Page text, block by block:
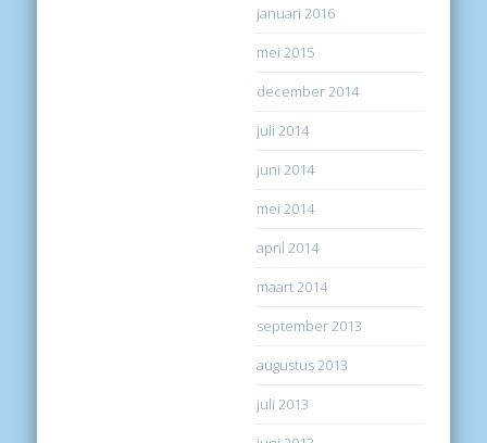
januari 2016
mei 2015
december 2014
juli 2014
juni 2014
mei 2014
april 2014
maart 2014
september 2013
augustus 2013
juli 2013